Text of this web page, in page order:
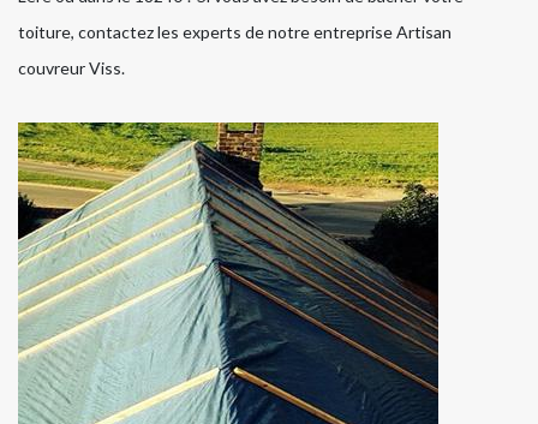
toiture, contactez les experts de notre entreprise Artisan
couvreur Viss.